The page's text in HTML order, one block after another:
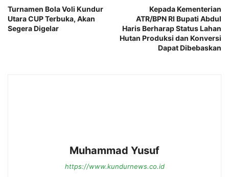
Turnamen Bola Voli Kundur
Utara CUP Terbuka, Akan
Segera Digelar
Kepada Kementerian
ATR/BPN RI Bupati Abdul
Haris Berharap Status Lahan
Hutan Produksi dan Konversi
Dapat Dibebaskan
Muhammad Yusuf
https://www.kundurnews.co.id